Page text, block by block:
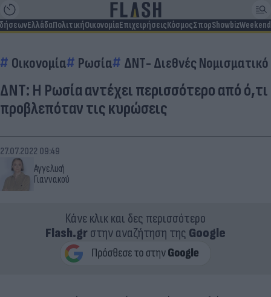
ΕλλάδαΠολιτικήΟικονομίαΕπιχειρήσειςΚόσμοςΣπορShowbizWeekend
Οικονομία Ρωσία ΔΝΤ- Διεθνές Νομισματικό
ΔΝΤ: Η Ρωσία αντέχει περισσότερο από ό,τι
προβλεπόταν τις κυρώσεις
Αγγελική
Γιαννακού
27.07.2022 09:49
Κάνε κλικ και δες περισσότερο
Flash.grστην αναζήτηση της Google